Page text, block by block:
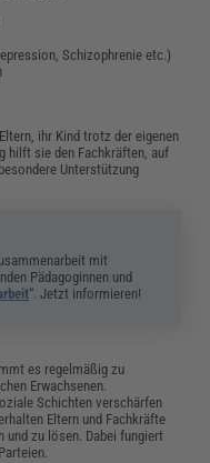
Schizophrenie etc.)
ihr Kind trotz der eigenen
hilft sie den Fachkräften, auf
Unterstützung
mit
Pädagoginnen und
“. Jetzt informieren!
es regelmäßig zu
Erwachsenen.
Schichten verschärfen
Eltern und Fachkräfte
zu lösen. Dabei fungiert